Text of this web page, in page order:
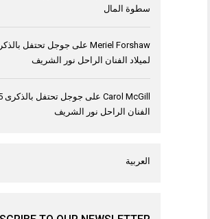
سطوة المال
Meriel Forshaw على
لميلاد الفنان الراحل نور الشريف
Carol McGill على
الفنان الراحل نور الشريف
العربية